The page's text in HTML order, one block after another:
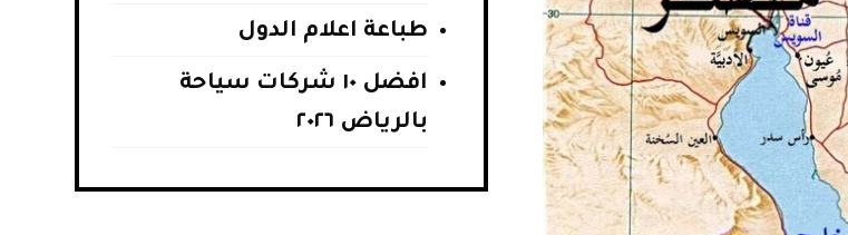
طباعة اعلام الدول
افضل ١٠ شركات سياحة
بالرياض ٢٠٢٦